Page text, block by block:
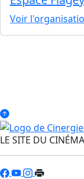
Voir
LE SITE DU